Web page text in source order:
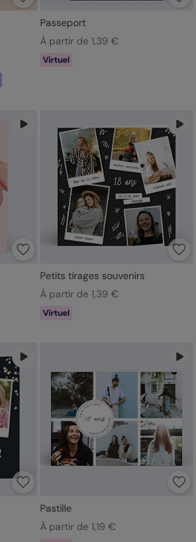
Passeport
À partir de 1,39 €
Virtuel
Petits tirages souvenirs
À partir de 1,39 €
Virtuel
Pastille
À partir de 1,19 €